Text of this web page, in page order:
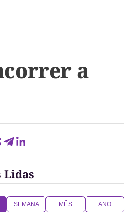
a
Lidas
SEMANA MÊS ANO